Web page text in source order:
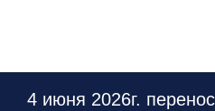
4 июня 2026г.